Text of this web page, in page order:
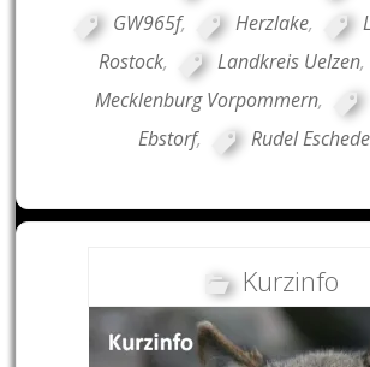
GW965f, Herzlake,
Rostock, Landkreis Uelzen,
Mecklenburg Vorpommern,
Ebstorf, Rudel
Kurzinfo